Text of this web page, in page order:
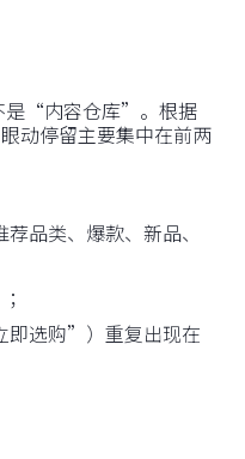
是“内容仓库”。根据
动停留主要集中在前两
品类、爆款、新品、
即选购”）重复出现在